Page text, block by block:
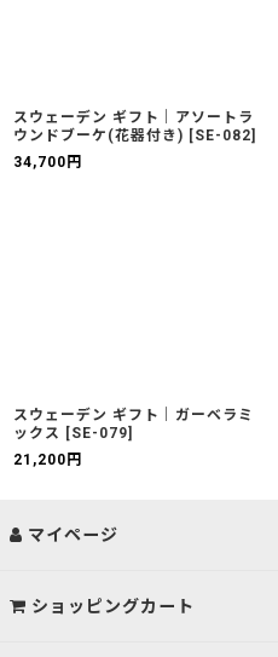
スウェーデン ギフト｜アソートラ
ウンドブーケ(花器付き) [SE-082]
34,700 円
スウェーデン ギフト｜ガーベラミ
ックス
[SE-079]
21,200 円
マイページ
ショッピングカート